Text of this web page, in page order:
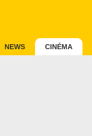
NEWS CINÉMA